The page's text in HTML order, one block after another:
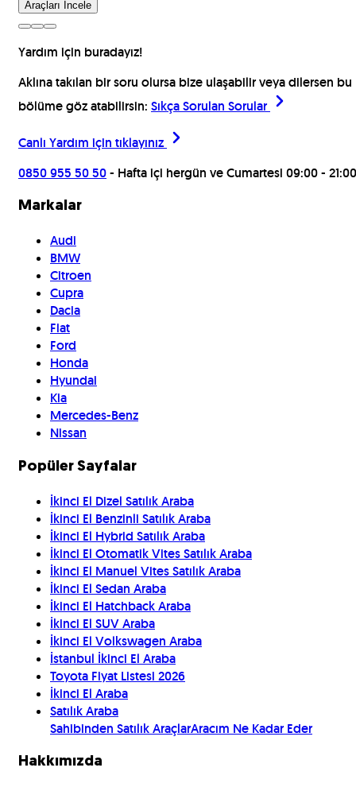
Araçları İncele
Yardım için buradayız!
Aklına takılan bir soru olursa bize ulaşabilir veya dilersen bu
bölüme göz atabilirsin: Sıkça Sorulan Sorular
Canlı Yardım için tıklayınız
0850 955 50 50- Hafta içi hergün ve Cumartesi 09:00 - 21:00
Markalar
Audi
BMW
Citroen
Cupra
Dacia
Fiat
Ford
Honda
Hyundai
Kia
Mercedes-Benz
Nissan
Popüler Sayfalar
İkinci El Dizel Satılık Araba
İkinci El Benzinli Satılık Araba
İkinci El Hybrid Satılık Araba
İkinci El Otomatik Vites Satılık Araba
İkinci El Manuel Vites Satılık Araba
İkinci El Sedan Araba
İkinci El Hatchback Araba
İkinci El SUV Araba
İkinci El Volkswagen Araba
İstanbul İkinci El Araba
Toyota Fiyat Listesi 2026
İkinci El Araba
Satılık Araba
Sahibinden Satılık AraçlarAracım Ne Kadar Eder
Hakkımızda